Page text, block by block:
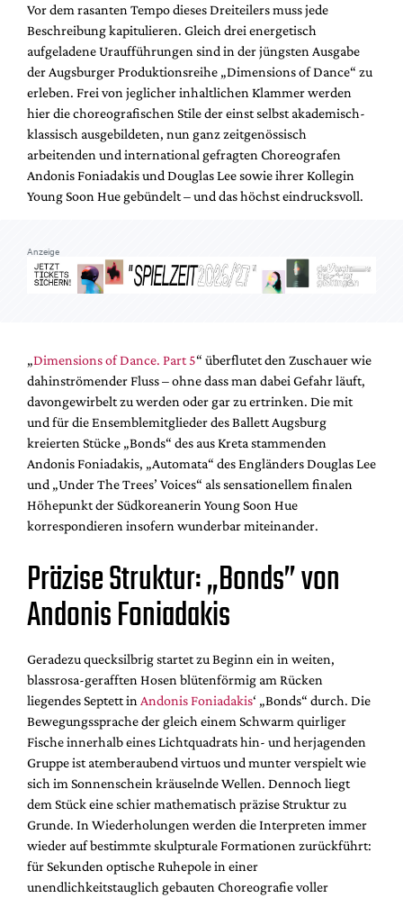
Shop / Abo
Newsletter
Redaktion
Autor:innen
Partner
Mediadaten
Suche
Vor dem rasanten Tempo dieses Dreiteilers muss jede
Beschreibung kapitulieren. Gleich drei energetisch
aufgeladene Uraufführungen sind in der jüngsten Ausgabe
der Augsburger Produktionsreihe „Dimensions of Dance“ zu
erleben. Frei von jeglicher inhaltlichen Klammer werden
hier die choreografischen Stile der einst selbst akademisch-
klassisch ausgebildeten, nun ganz zeitgenössisch
arbeitenden und international gefragten Choreografen
Andonis Foniadakis und Douglas Lee sowie ihrer Kollegin
Young Soon Hue gebündelt – und das höchst eindrucksvoll.
Anzeige
„Dimensions of Dance. Part 5“ überflutet den Zuschauer wie
dahinströmender Fluss – ohne dass man dabei Gefahr läuft,
davongewirbelt zu werden oder gar zu ertrinken. Die mit
und für die Ensemblemitglieder des Ballett Augsburg
kreierten Stücke „Bonds“ des aus Kreta stammenden
Andonis Foniadakis, „Automata“ des Engländers Douglas Lee
und „Under The Trees’ Voices“ als sensationellem finalen
Höhepunkt der Südkoreanerin Young Soon Hue
korrespondieren insofern wunderbar miteinander.
Präzise Struktur: „Bonds” von
Andonis Foniadakis
Geradezu quecksilbrig startet zu Beginn ein in weiten,
blassrosa-gerafften Hosen blütenförmig am Rücken
liegendes Septett in Andonis Foniadakis‘ „Bonds“ durch. Die
Bewegungssprache der gleich einem Schwarm quirliger
Fische innerhalb eines Lichtquadrats hin- und herjagenden
Gruppe ist atemberaubend virtuos und munter verspielt wie
sich im Sonnenschein kräuselnde Wellen. Dennoch liegt
dem Stück eine schier mathematisch präzise Struktur zu
Grunde. In Wiederholungen werden die Interpreten immer
wieder auf bestimmte skulpturale Formationen zurückführt:
für Sekunden optische Ruhepole in einer
unendlichkeitstauglich gebauten Choreografie voller